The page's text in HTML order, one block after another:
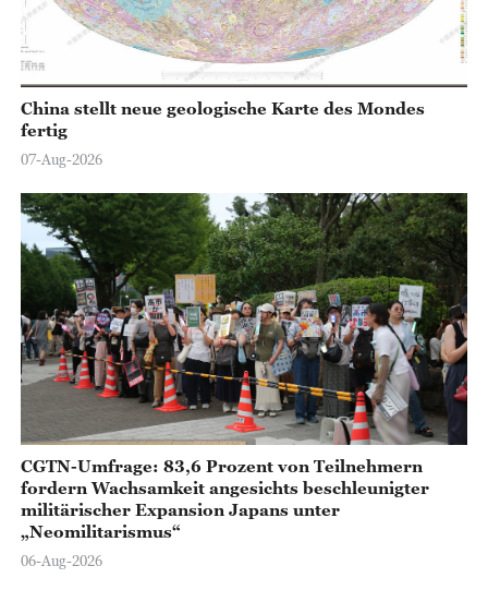
China stellt neue geologische Karte des Mondes
fertig
07-Aug-2026
CGTN-Umfrage: 83,6 Prozent von Teilnehmern
fordern Wachsamkeit angesichts beschleunigter
militärischer Expansion Japans unter
„Neomilitarismus“
06-Aug-2026